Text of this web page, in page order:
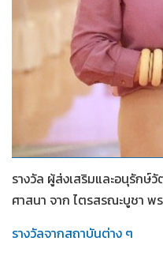
รางวัล ผู้ส่งเสริมและอนุรัก
ศาสนา จาก ไตรสรณะบูชา พ
รางวัลจากสถาบันต่าง ๆ